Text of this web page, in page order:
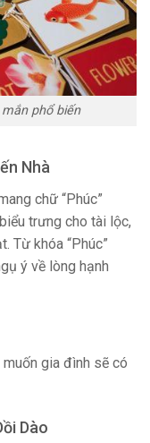
phổ biến
Nhà
chữ “Phúc”
trưng cho tài lộc,
Từ khóa “Phúc”
ý về lòng hạnh
muốn gia đình sẽ có
Dào